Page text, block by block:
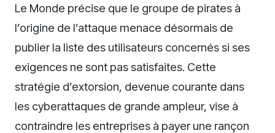
Le Monde précise que le groupe de pirates à
l’origine de l’attaque menace désormais de
publier la liste des utilisateurs concernés si ses
exigences ne sont pas satisfaites. Cette
stratégie d’extorsion, devenue courante dans
les cyberattaques de grande ampleur, vise à
contraindre les entreprises à payer une rançon